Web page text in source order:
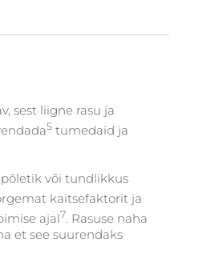
sest liigne rasu ja
5 tumedaid ja
või tundlikkus
kaitsefaktorit ja
ajal7. Rasuse naha
et see suurendaks